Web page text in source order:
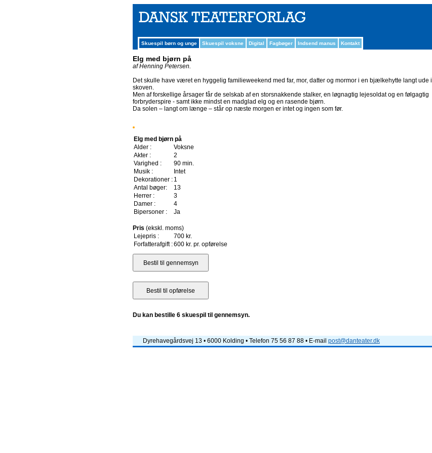
Skuespil børn og unge Skuespil voksne Digital Fagbøger Indsend manus Kontakt
Elg med bjørn på
af Henning Petersen.
Det skulle have været en hyggelig familieweekend med far, mor, datter og mormor i en bjælkehytte langt ude i
skoven.
Men af forskellige årsager får de selskab af en storsnakkende stalker, en løgnagtig lejesoldat og en følgagtig
forbryderspire - samt ikke mindst en madglad elg og en rasende bjørn.
Da solen – langt om længe – står op næste morgen er intet og ingen som før.
Elg med bjørn på
Alder :
Voksne
Akter :
2
Varighed :
90 min.
Musik :
Intet
Dekorationer : 1
Antal bøger:
13
Herrer :
3
Damer :
4
Bipersoner :
Ja
Pris (ekskl. moms)
Lejepris :
700 kr.
Forfatterafgift :600 kr. pr. opførelse
Du kan bestille 6 skuespil til gennemsyn.
Dyrehavegårdsvej 13 • 6000 Kolding • Telefon 75 56 87 88 • E-mail post@danteater.dk